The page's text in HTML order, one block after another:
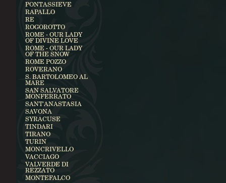
PONTASSIEVE
RAPALLO
RE
ROGOROTTO
ROME - OUR LADY
OF DIVINE LOVE
ROME - OUR LADY
OF THE SNOW
ROME POZZO
ROVERANO
S. BARTOLOMEO AL
MARE
SAN SALVATORE
MONFERRATO
SANT'ANASTASIA
SAVONA
SYRACUSE
TINDARI
TIRANO
TURIN
MONCRIVELLO
VACCIAGO
VALVERDE DI
REZZATO
MONTEFALCO